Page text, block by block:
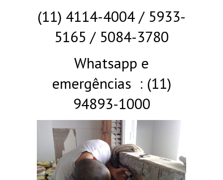
(11) 4114-4004 / 5933-
5165 / 5084-3780
Whatsapp e
emergências : (11)
94893-1000